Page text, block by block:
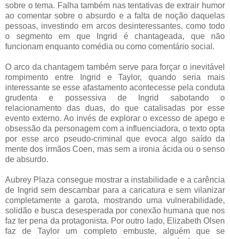
sobre o tema. Falha também nas tentativas de extrair humor
ao comentar sobre o absurdo e a falta de noção daquelas
pessoas, investindo em arcos desinteressantes, como todo
o segmento em que Ingrid é chantageada, que não
funcionam enquanto comédia ou como comentário social.
O arco da chantagem também serve para forçar o inevitável
rompimento entre Ingrid e Taylor, quando seria mais
interessante se esse afastamento acontecesse pela conduta
grudenta e possessiva de Ingrid sabotando o
relacionamento das duas, do que catalisadas por esse
evento externo. Ao invés de explorar o excesso de apego e
obsessão da personagem com a influenciadora, o texto opta
por esse arco pseudo-criminal que evoca algo saído da
mente dos irmãos Coen, mas sem a ironia ácida ou o senso
de absurdo.
Aubrey Plaza consegue mostrar a instabilidade e a carência
de Ingrid sem descambar para a caricatura e sem vilanizar
completamente a garota, mostrando uma vulnerabilidade,
solidão e busca desesperada por conexão humana que nos
faz ter pena da protagonista. Por outro lado, Elizabeth Olsen
faz de Taylor um completo embuste, alguém que se